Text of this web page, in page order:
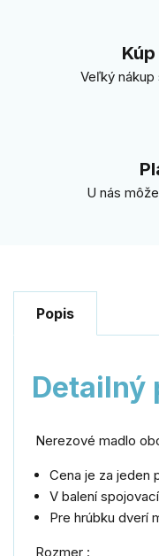
Veľký nákup
U nás
Popis
Detailný
Nerezové madlo
Cena je za jeden
V balení
Pre hrúbku dverí
Rozmer :